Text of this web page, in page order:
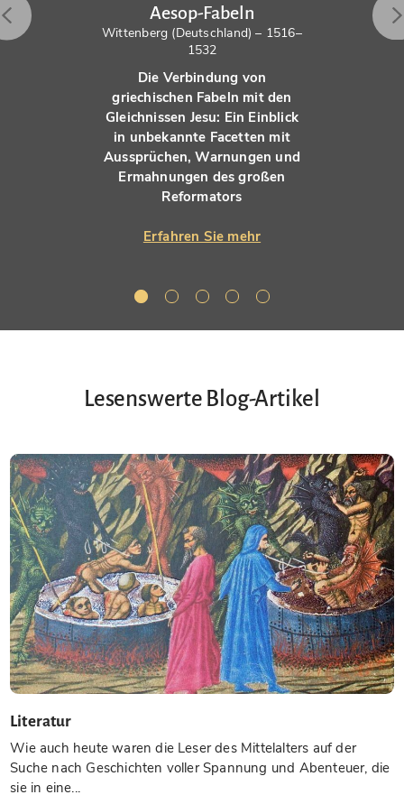
Aesop-Fabeln
Wittenberg (Deutschland) – 1516–
1532
Die Verbindung von
griechischen Fabeln mit den
Gleichnissen Jesu: Ein Einblick
in unbekannte Facetten mit
Aussprüchen, Warnungen und
Ermahnungen des großen
Reformators
Erfahren Sie mehr
Lesenswerte Blog-Artikel
Literatur
Wie auch heute waren die Leser des Mittelalters auf der
Suche nach Geschichten voller Spannung und Abenteuer, die
sie in eine...